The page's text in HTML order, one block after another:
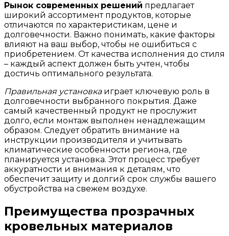
Рынок современных решений предлагает
широкий ассортимент продуктов, которые
отличаются по характеристикам, цене и
долговечности. Важно понимать, какие факторы
влияют на ваш выбор, чтобы не ошибиться с
приобретением. От качества исполнения до стиля
– каждый аспект должен быть учтен, чтобы
достичь оптимального результата.
Правильная установкаиграет ключевую роль в
долговечности выбранного покрытия. Даже
самый качественный продукт не прослужит
долго, если монтаж выполнен ненадлежащим
образом. Следует обратить внимание на
инструкции производителя и учитывать
климатические особенности региона, где
планируется установка. Этот процесс требует
аккуратности и внимания к деталям, что
обеспечит защиту и долгий срок службы вашего
обустройства на свежем воздухе.
Преимущества прозрачных
кровельных материалов